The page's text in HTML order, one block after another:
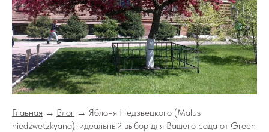
Главная → Блог → Яблоня Недзвецкого (Malus
niedzwetzkyana): идеальный выбор для Вашего сада от Green